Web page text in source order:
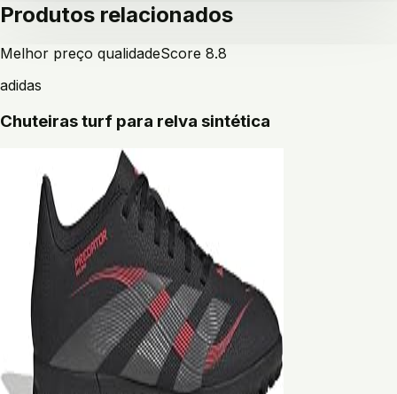
Produtos relacionados
Melhor preço qualidadeScore 8.8
adidas
Chuteiras turf para relva sintética